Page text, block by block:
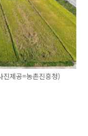
제공=농촌진흥청)